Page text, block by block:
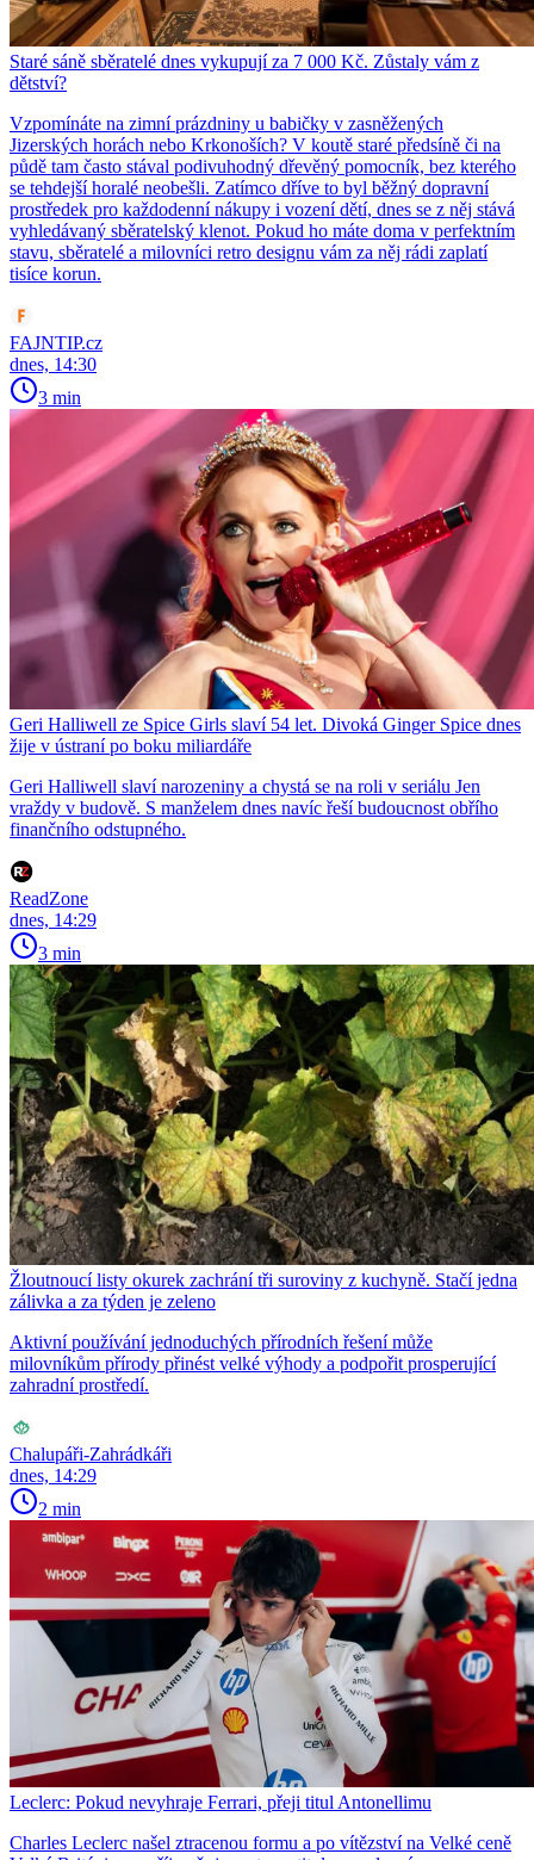
Staré sáně sběratelé dnes vykupují za 7 000 Kč. Zůstaly vám z
dětství?
Vzpomínáte na zimní prázdniny u babičky v zasněžených
Jizerských horách nebo Krkonoších? V koutě staré předsíně či na
půdě tam často stával podivuhodný dřevěný pomocník, bez kterého
se tehdejší horalé neobešli. Zatímco dříve to byl běžný dopravní
prostředek pro každodenní nákupy i vození dětí, dnes se z něj stává
vyhledávaný sběratelský klenot. Pokud ho máte doma v perfektním
stavu, sběratelé a milovníci retro designu vám za něj rádi zaplatí
tisíce korun.
FAJNTIP.cz
dnes, 14:30
3 min
Geri Halliwell ze Spice Girls slaví 54 let. Divoká Ginger Spice dnes
žije v ústraní po boku miliardáře
Geri Halliwell slaví narozeniny a chystá se na roli v seriálu Jen
vraždy v budově. S manželem dnes navíc řeší budoucnost obřího
finančního odstupného.
ReadZone
dnes, 14:29
3 min
Žloutnoucí listy okurek zachrání tři suroviny z kuchyně. Stačí jedna
zálivka a za týden je zeleno
Aktivní používání jednoduchých přírodních řešení může
milovníkům přírody přinést velké výhody a podpořit prosperující
zahradní prostředí.
Chalupáři-Zahrádkáři
dnes, 14:29
2 min
Leclerc: Pokud nevyhraje Ferrari, přeji titul Antonellimu
Charles Leclerc našel ztracenou formu a po vítězství na Velké ceně